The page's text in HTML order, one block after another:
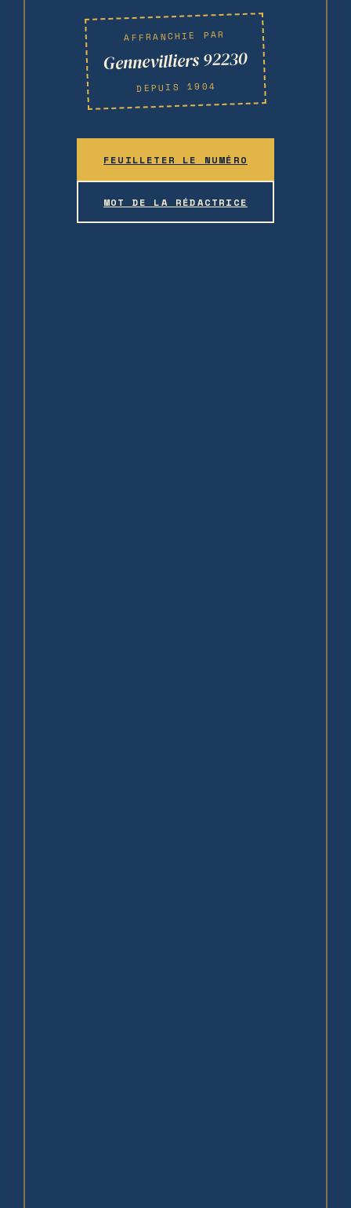
AFFRANCHIE PAR
Gennevilliers 92230
DEPUIS 1904
FEUILLETER LE NUMÉRO
MOT DE LA RÉDACTRICE